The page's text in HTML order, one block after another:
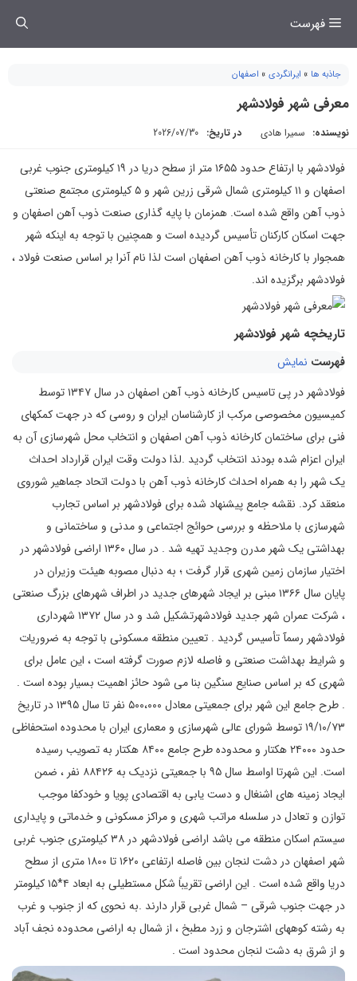
فهرست
جاذبه ها » ایرانگردی » اصفهان
معرفی شهر فولادشهر
نویسنده: سمیرا هادی در تاریخ: 2026/07/30
فولادشهر با ارتفاع حدود ۱۶۵۵ متر از سطح دریا در ۱۹ کیلومتری جنوب غربی
اصفهان و ۱۱ کیلومتری شمال شرقی زرین شهر و ۵ کیلومتری مجتمع صنعتی
ذوب آهن واقع شده است. همزمان با پایه گذاری صنعت ذوب آهن اصفهان و
جهت اسکان کارکنان تأسیس گردیده است و همچنین با توجه به اینکه شهر
همجوار با کارخانه ذوب آهن اصفهان است لذا نام آنرا بر اساس صنعت فولاد ،
فولادشهر برگزیده اند.
تاریخچه شهر فولادشهر
فهرست نمایش
فولادشهر در پی تاسیس کارخانه ذوب آهن اصفهان در سال ۱۳۴۷ توسط
کمیسیون مخصوصی مرکب از کارشناسان ایران و روسی که در جهت کمکهای
فنی برای ساختمان کارخانه ذوب آهن اصفهان و انتخاب محل شهرسازی آن به
ایران اعزام شده بودند انتخاب گردید .لذا دولت وقت ایران قرارداد احداث
یک شهر را به همراه احداث کارخانه ذوب آهن با دولت اتحاد جماهیر شوروی
منعقد کرد. نقشه جامع پیشنهاد شده برای فولادشهر بر اساس تجارب
شهرسازی با ملاحظه و بررسی حوائج اجتماعی و مدنی و ساختمانی و
بهداشتی یک شهر مدرن وجدید تهیه شد . در سال ۱۳۶۰ اراضی فولادشهر در
اختیار سازمان زمین شهری قرار گرفت ؛ به دنبال مصوبه هیئت وزیران در
پایان سال ۱۳۶۶ مبنی بر ایجاد شهرهای جدید در اطراف شهرهای بزرگ صنعتی
، شرکت عمران شهر جدید فولادشهرتشکیل شد و در سال ۱۳۷۲ شهرداری
فولادشهر رسمآ تأسیس گردید . تعیین منطقه مسکونی با توجه به ضروریات
و شرایط بهداشت صنعتی و فاصله لازم صورت گرفته است ، این عامل برای
شهری که بر اساس صنایع سنگین بنا می شود حائز اهمیت بسیار بوده است .
. طرح جامع این شهر برای جمعیتی معادل ۵۰۰،۰۰۰ نفر تا سال ۱۳۹۵ در تاریخ
۱۹/۱۰/۷۳ توسط شورای عالی شهرسازی و معماری ایران با محدوده استحفاظی
حدود ۲۴۰۰۰ هکتار و محدوده طرح جامع ۸۴۰۰ هکتار به تصویب رسیده
است. این شهرتا اواسط سال ۹۵ با جمعیتی نزدیک به ۸۸۴۲۶ نفر ، ضمن
ایجاد زمینه های اشنغال و دست یابی به اقتصادی پویا و خودکفا موجب
توازن و تعادل در سلسله مراتب شهری و مراکز مسکونی و خدماتی و پایداری
سیستم اسکان منطقه می باشد اراضی فولادشهر در ۳۸ کیلومتری جنوب غربی
شهر اصفهان در دشت لنجان بین فاصله ارتفاعی ۱۶۲۰ تا ۱۸۰۰ متری از سطح
دریا واقع شده است . این اراضی تقریباً شکل مستطیلی به ابعاد ۴*۱۵ کیلومتر
در جهت جنوب شرقی – شمال غربی قرار دارند .به نحوی که از جنوب و غرب
به رشته کوههای اشترجان و زرد مطبخ ، از شمال به اراضی محدوده نجف آباد
و از شرق به دشت لنجان محدود است .